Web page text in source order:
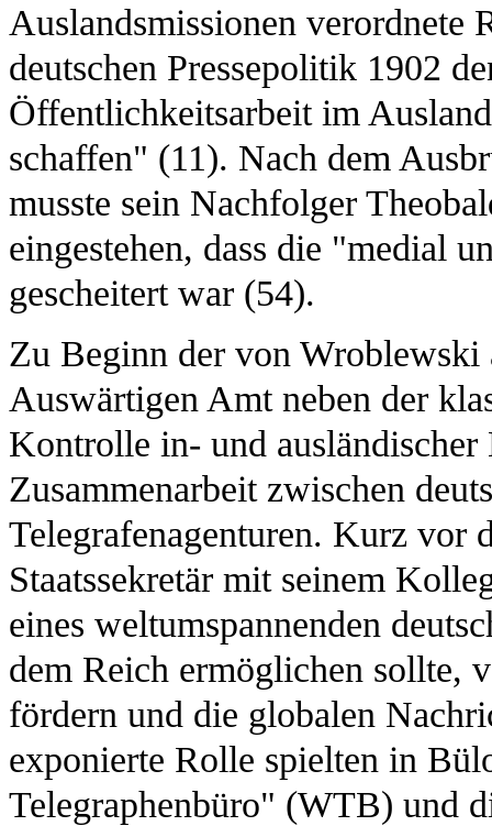
Auslandsmissionen verordnete
deutschen Pressepolitik 1902
Öffentlichkeitsarbeit im
schaffen" (11). Nach dem
musste sein Nachfolger
eingestehen, dass die "medial
gescheitert war (54).
Zu Beginn der von Wroblewski
Auswärtigen Amt neben der
Kontrolle in- und
Zusammenarbeit zwischen
Telegrafenagenturen. Kurz vor
Staatssekretär mit seinem
eines weltumspannenden
dem Reich ermöglichen sollte,
fördern und die globalen
exponierte Rolle spielten in
Telegraphenbüro" (WTB) und